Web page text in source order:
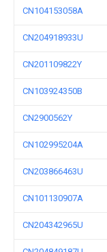
CN104153058A
CN204918933U
CN201109822Y
CN103924350B
CN2900562Y
CN102995204A
CN203866463U
CN101130907A
CN204342965U